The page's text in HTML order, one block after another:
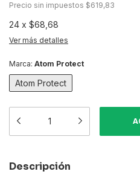
Precio sin impuestos $619,83
24 x $68,68
Ver más detalles
Marca: Atom Protect
Atom Protect
Descripción